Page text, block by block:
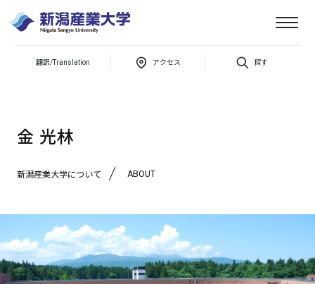
翻訳/Translation アクセス 探す
新潟産業
大学
新潟産業大学について 金 光林
金 光林
新潟産業大学について ABOUT